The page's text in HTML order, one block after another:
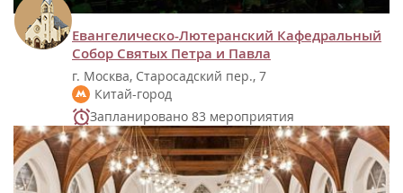
Евангелическо-Лютеранский Кафедральный
Собор Святых Петра и Павла
г. Москва, Старосадский пер., 7
Китай-город
Запланировано 83 мероприятия